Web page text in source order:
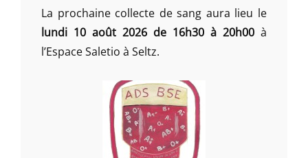
La prochaine collecte de sang aura lieu le
lundi 10 août 2026 de 16h30 à 20h00 à
l’Espace Saletio à Seltz.